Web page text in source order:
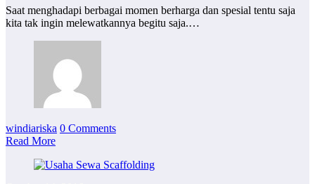
Saat menghadapi berbagai momen berharga dan spesial tentu saja
kita tak ingin melewatkannya begitu saja.…
windiariska 0 Comments
Read More